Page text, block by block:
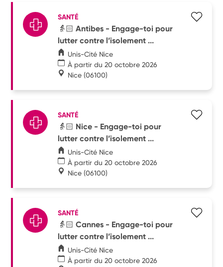
SANTÉ
👵🏻 Antibes - Engage-toi pour
lutter contre l’isolement ...
Unis-Cité Nice
À partir du 20 octobre 2026
Nice (06100)
SANTÉ
👵🏻 Nice - Engage-toi pour
lutter contre l’isolement ...
Unis-Cité Nice
À partir du 20 octobre 2026
Nice (06100)
SANTÉ
👵🏻 Cannes - Engage-toi pour
lutter contre l’isolement ...
Unis-Cité Nice
À partir du 20 octobre 2026